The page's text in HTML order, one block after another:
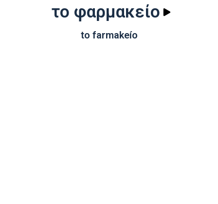
το φαρμακείο
to farmakeío